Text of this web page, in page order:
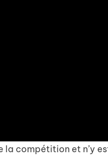
la compétition et n’y